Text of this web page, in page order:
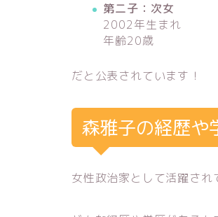
第二子：次女
2002年生まれ
年齢20歳
だと公表されています！
森雅子の経歴や
女性政治家として活躍さ